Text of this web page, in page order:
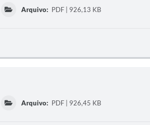
Arquivo: PDF | 926,13 KB
Arquivo: PDF | 926,45 KB